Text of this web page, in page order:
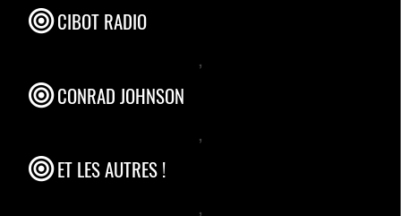
CIBOT RADIO
,
CONRAD JOHNSON
,
ET LES AUTRES !
,